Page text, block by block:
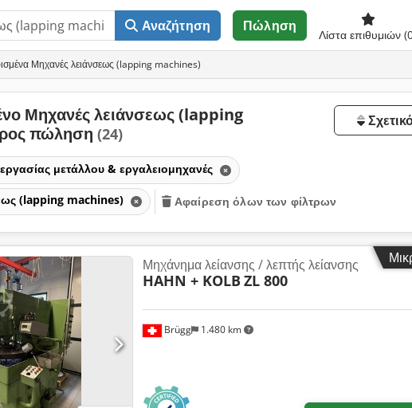
Αναζήτηση Πώληση
Λίστα επιθυμιών
Μηχανές λειάνσεως (lapping machines)
Μηχανές λειάνσεως (lapping
πώληση (24)
μετάλλου & εργαλειομηχανές
(lapping machines) Αφαίρεση όλων των φίλτρων
Brügg 1.480 km
Μηχάνημα λείανσης / λεπτής λείανσης
HAHN + KOLB ZL 800